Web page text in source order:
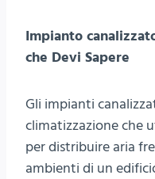
Impianto
che Devi Sapere
Gli impianti
climatizzazione che
per distribuire aria
ambienti di un